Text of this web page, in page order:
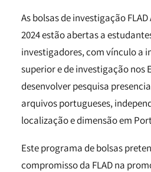
As bolsas de investigação
2024 estão abertas a
investigadores, com vínculo a
superior e de investigação nos
desenvolver pesquisa
arquivos portugueses,
localização e dimensão em
Este programa de bolsas
compromisso da FLAD na